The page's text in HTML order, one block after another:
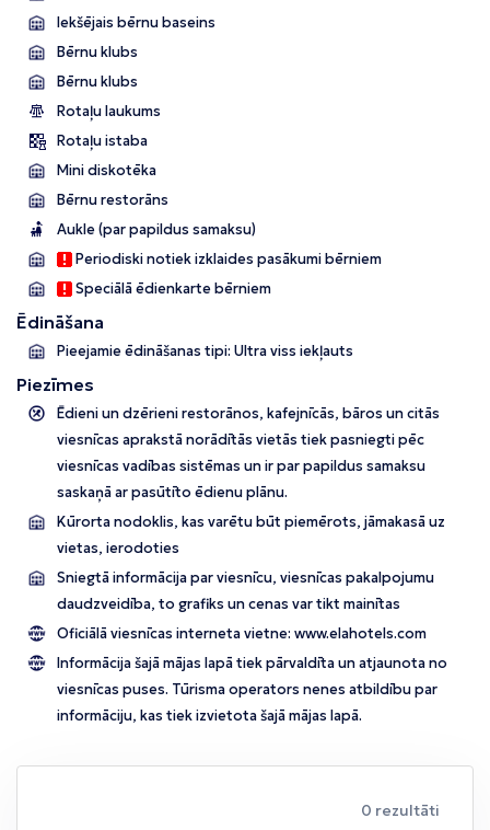
Iekšējais bērnu baseins
Bērnu klubs
Bērnu klubs
Rotaļu laukums
Rotaļu istaba
Mini diskotēka
Bērnu restorāns
Aukle (par papildus samaksu)
Periodiski notiek izklaides pasākumi bērniem
Speciālā ēdienkarte bērniem
Ēdināšana
Pieejamie ēdināšanas tipi: Ultra viss iekļauts
Piezīmes
Ēdieni un dzērieni restorānos, kafejnīcās, bāros un citās
viesnīcas aprakstā norādītās vietās tiek pasniegti pēc
viesnīcas vadības sistēmas un ir par papildus samaksu
saskaņā ar pasūtīto ēdienu plānu.
Kūrorta nodoklis, kas varētu būt piemērots, jāmakasā uz
vietas, ierodoties
Sniegtā informācija par viesnīcu, viesnīcas pakalpojumu
daudzveidība, to grafiks un cenas var tikt mainītas
Oficiālā viesnīcas interneta vietne: www.elahotels.com
Informācija šajā mājas lapā tiek pārvaldīta un atjaunota no
viesnīcas puses. Tūrisma operators nenes atbildību par
informāciju, kas tiek izvietota šajā mājas lapā.
0 rezultāti